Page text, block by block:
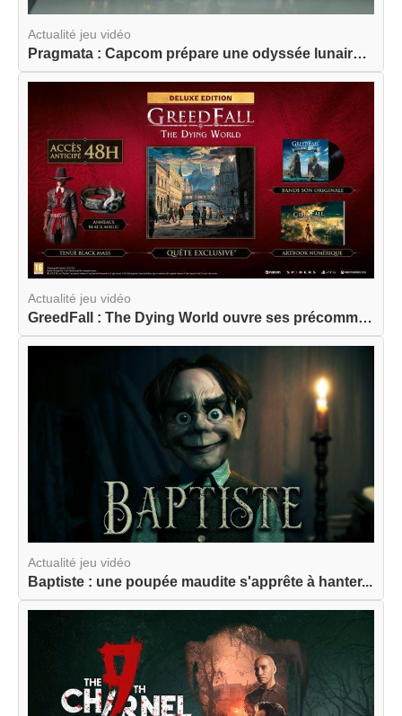
Actualité jeu vidéo
Pragmata : Capcom prépare une odyssée lunaire am...
Actualité jeu vidéo
GreedFall : The Dying World ouvre ses précommand...
Actualité jeu vidéo
Baptiste : une poupée maudite s'apprête à hanter...